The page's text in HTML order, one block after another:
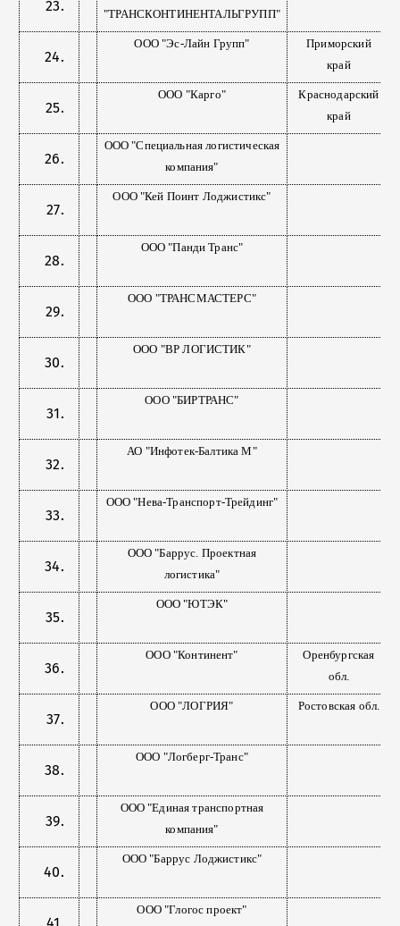
"ТРАНСКОНТИНЕНТАЛЬГРУПП"
ООО "Эс-Лайн Групп"
Приморский
край
ООО "Карго"
Краснодарский
край
ООО "Специальная логистическая
компания"
ООО "Кей Поинт Лоджистикс"
ООО "Панди Транс"
ООО "ТРАНСМАСТЕРС"
ООО "ВР ЛОГИСТИК"
ООО "БИРТРАНС"
АО "Инфотек-Балтика М"
ООО "Нева-Транспорт-Трейдинг"
ООО "Баррус. Проектная
логистика"
ООО "ЮТЭК"
ООО "Континент"
Оренбургская
обл.
ООО "ЛОГРИЯ" Ростовская обл.
ООО "Логберг-Транс"
ООО "Единая транспортная
компания"
ООО "Баррус Лоджистикс"
ООО "Глогос проект"